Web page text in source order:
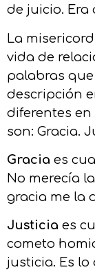
de juicio. Era
La
vida de
palabras
descripción
diferentes en
son: Gracia.
Gracia es
No merecía
gracia me la
Justicia es
cometo
justicia. Es lo